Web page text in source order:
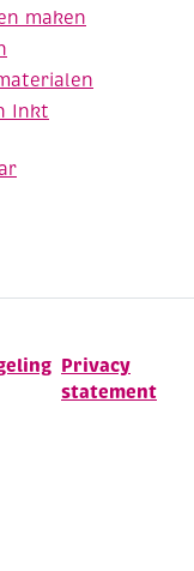
maken
Inkt
Privacy
statement